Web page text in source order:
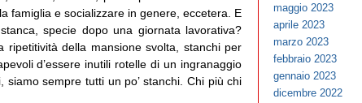
famiglia e socializzare in genere, eccetera. E
specie dopo una giornata lavorativa?
ripetitività della mansione svolta, stanchi per
d’essere inutili rotelle di un ingranaggio
sempre tutti un po’ stanchi. Chi più chi
maggio 2023
aprile 2023
marzo 2023
febbraio 2023
gennaio 2023
dicembre 2022